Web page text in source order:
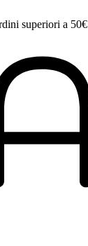
superiori a 50€